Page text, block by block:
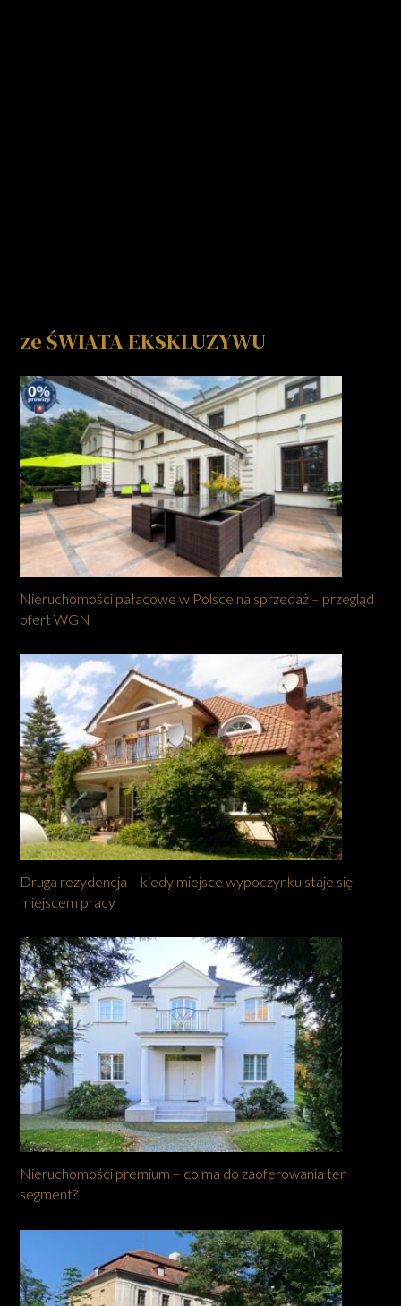
ze ŚWIATA EKSKLUZYWU
Nieruchomości pałacowe w Polsce na sprzedaż – przegląd
ofert WGN
Druga rezydencja – kiedy miejsce wypoczynku staje się
miejscem pracy
Nieruchomości premium – co ma do zaoferowania ten
segment?